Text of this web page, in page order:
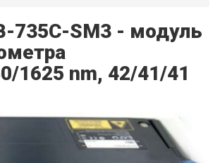
735C-SM3 - модуль
1625 nm, 42/41/41